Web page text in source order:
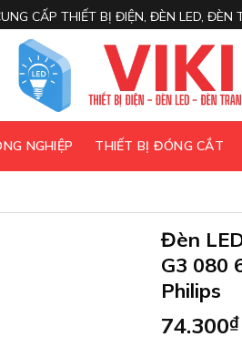
CẤP THIẾT BỊ ĐIỆN, ĐÈN LED, ĐÈN
NGHIỆP THIẾT BỊ ĐÓNG CẮT
Đèn
G3 080
Philips
74.300₫